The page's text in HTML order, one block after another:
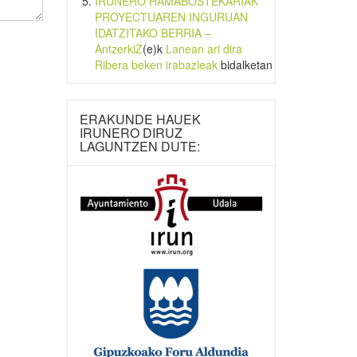
PROYECTUAREN INGURUAN
IDATZITAKO BERRIA –
AntzerkiZ(e)k Lanean ari dira
Ribera beken irabazleakbidalketan
ERAKUNDE HAUEK
IRUNERO DIRUZ
LAGUNTZEN DUTE: